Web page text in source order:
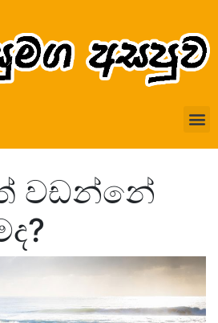
වඩන්නේ